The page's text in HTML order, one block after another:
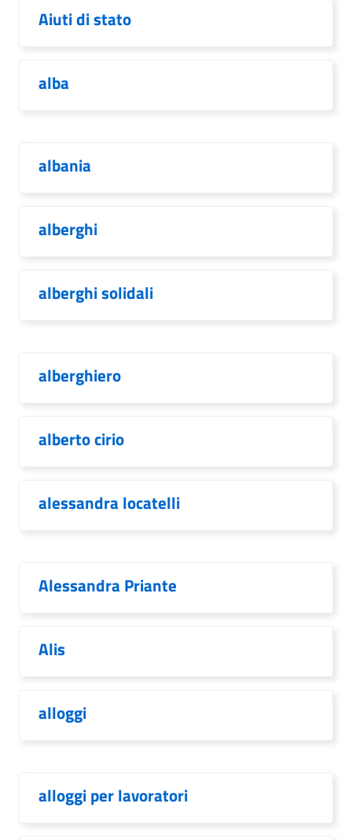
Aiuti di stato
alba
albania
alberghi
alberghi solidali
alberghiero
alberto cirio
alessandra locatelli
Alessandra Priante
Alis
alloggi
alloggi per lavoratori